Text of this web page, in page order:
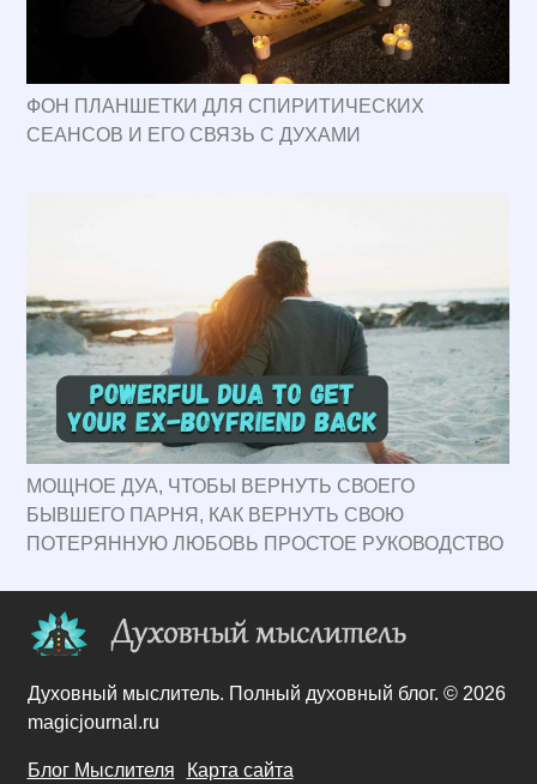
ФОН ПЛАНШЕТКИ ДЛЯ СПИРИТИЧЕСКИХ
СЕАНСОВ И ЕГО СВЯЗЬ С ДУХАМИ
МОЩНОЕ ДУА, ЧТОБЫ ВЕРНУТЬ СВОЕГО
БЫВШЕГО ПАРНЯ, КАК ВЕРНУТЬ СВОЮ
ПОТЕРЯННУЮ ЛЮБОВЬ ПРОСТОЕ РУКОВОДСТВО
Духовный мыслитель. Полный духовный блог. © 2026
magicjournal.ru
Блог Мыслителя Карта сайта